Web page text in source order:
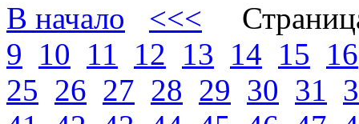
В начало <<<
9 10 11 12 13 14 15 16
25 26 27 28 29 30 31